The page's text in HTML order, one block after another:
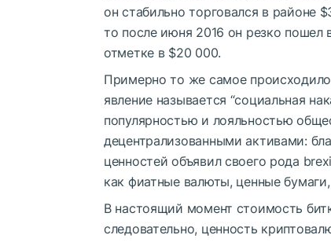
он стабильно торговался в районе
то после июня 2016 он резко пошел
отметке в $20 000.
Примерно то же самое
явление называется “социальная
популярностью и лояльностью
децентрализованными активами:
ценностей объявил своего рода
как фиатные валюты, ценные
В настоящий момент стоимость
следовательно, ценность